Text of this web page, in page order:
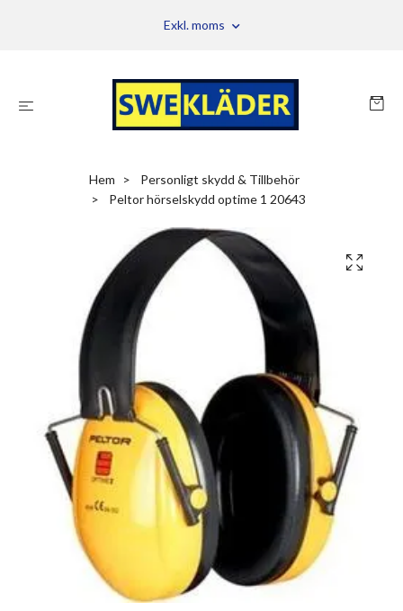
Exkl. moms
Hem
Personligt skydd & Tillbehör
Peltor hörselskydd optime 1 20643